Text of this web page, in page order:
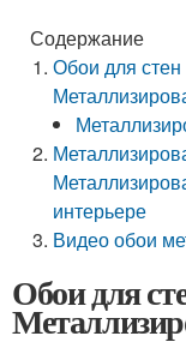
Содержание
Обои для
интерьере
Видео обои
Обои для